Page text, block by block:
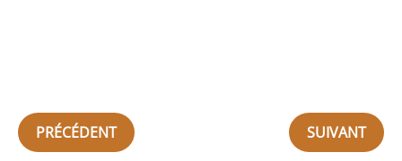
PRÉCÉDENT SUIVANT